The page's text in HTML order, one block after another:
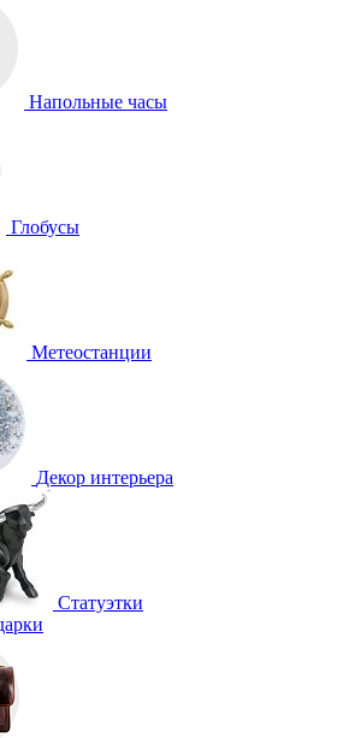
Напольные часы
Глобусы
Метеостанции
Декор интерьера
Статуэтки